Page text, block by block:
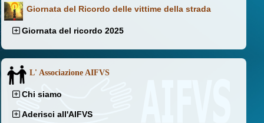
Giornata del Ricordo delle vittime della strada
Giornata del ricordo 2025
L' Associazione AIFVS
Chi siamo
Aderisci all'AIFVS